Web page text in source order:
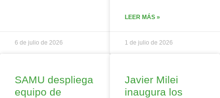
6 de julio de 2026
LEER MÁS »
1 de julio de 2026
SAMU despliega
equipo de
Javier Milei
inaugura los